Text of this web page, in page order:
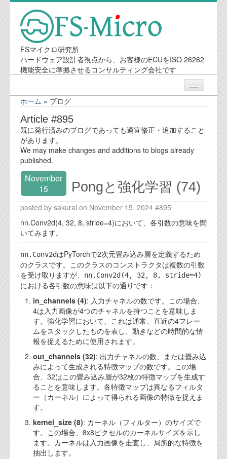
FSマイクロ研究所
ハードウェア設計者視点から、お客様のECUをISO 26262
機能安全に準拠させるコンサルティング会社です
ニュース
業務内容
会社案内
代表ご挨拶
オフィス
実績
機能安全ブログ
設計ブログ
テクノロジ
外部投稿記事
ブログテーマ
技術文書
ご希望の方は、お問い合わせページから
資料閲覧パスワードをお問い合わせ頂き
ホーム » ブログ
Article #895
既に発行済みのブログであっても適宜修正・追加すること
があります。
We may make changes and additions to blogs already
published.
November
15
Pongと強化学習 (74)
posted by sakurai on November 15, 2024 #895
nn.Conv2d(4, 32, 8, stride=4)において、各引数の意味を聞
いてみます。
nn.Conv2dはPyTorchで2次元畳み込み層を定義するため
のクラスです。このクラスのコンストラクタは複数の引数
を受け取りますが、
nn.Conv2d(4, 32, 8, stride=4)
における各引数の意味は以下の通りです：
in_channels (4): 入力チャネルの数です。この場合、
4は入力画像が4つのチャネルを持つことを意味しま
す。強化学習において、これは通常、直近の4フレー
ムをスタックしたものを表し、動きなどの時間的な情
報を捉えるために使用されます。
out_channels (32): 出力チャネルの数、または畳み込
みによって生成される特徴マップの数です。この場
合、32はこの畳み込み層が32枚の特徴マップを生成す
ることを意味します。各特徴マップは異なるフィルタ
ー（カーネル）によって得られる画像の特徴を捉えま
す。
kernel_size (8): カーネル（フィルター）のサイズで
す。この場合、8x8ピクセルのカーネルサイズを示し
ます。カーネルは入力画像を走査し、局所的な特徴を
抽出します。